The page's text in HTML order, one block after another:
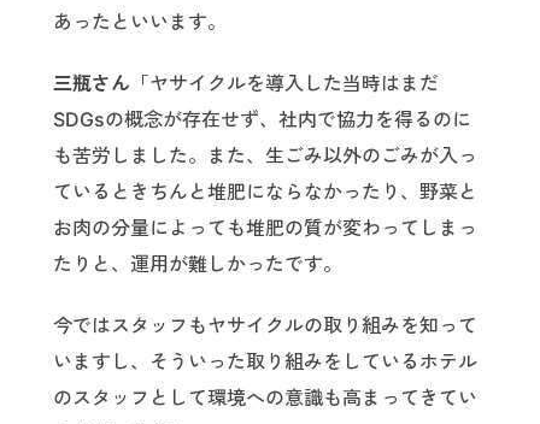
あったといいます。
三瓶さん 「ヤサイクルを導入した当時はまだ
SDGsの概念が存在せず、社内で協力を得るのに
も苦労しました。また、生ごみ以外のごみが入っ
ているときちんと堆肥にならなかったり、野菜と
お肉の分量によっても堆肥の質が変わってしまっ
たりと、運用が難しかったです。
今ではスタッフもヤサイクルの取り組みを知って
いますし、そういった取り組みをしているホテル
のスタッフとして環境への意識も高まってきてい